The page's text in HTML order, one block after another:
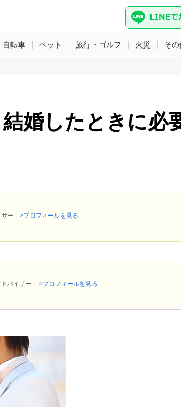
自転車 ペット 旅行・ゴルフ 火災 そ
婚したときに必
ザー >プロフィールを見る
ドバイザー >プロフィールを見る